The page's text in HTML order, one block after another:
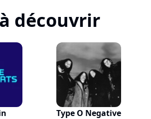
découvrir
Type O Negative